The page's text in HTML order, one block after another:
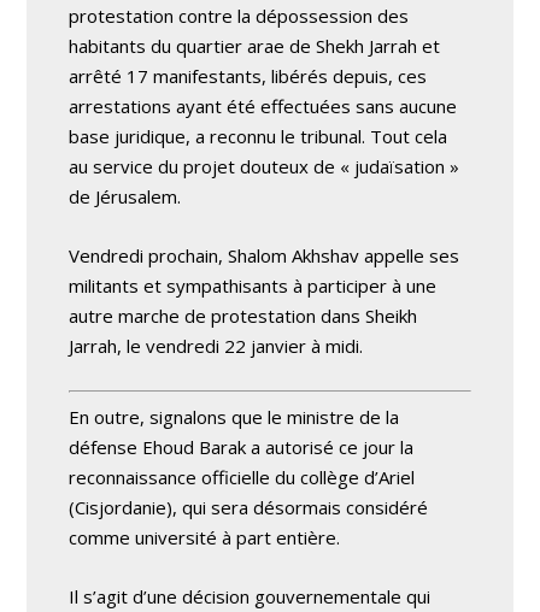
protestation contre la dépossession des
habitants du quartier arae de Shekh Jarrah et
arrêté 17 manifestants, libérés depuis, ces
arrestations ayant été effectuées sans aucune
base juridique, a reconnu le tribunal. Tout cela
au service du projet douteux de « judaïsation »
de Jérusalem.
Vendredi prochain, Shalom Akhshav appelle ses
militants et sympathisants à participer à une
autre marche de protestation dans Sheikh
Jarrah, le vendredi 22 janvier à midi.
En outre, signalons que le ministre de la
défense Ehoud Barak a autorisé ce jour la
reconnaissance officielle du collège d’Ariel
(Cisjordanie), qui sera désormais considéré
comme université à part entière.
Il s’agit d’une décision gouvernementale qui